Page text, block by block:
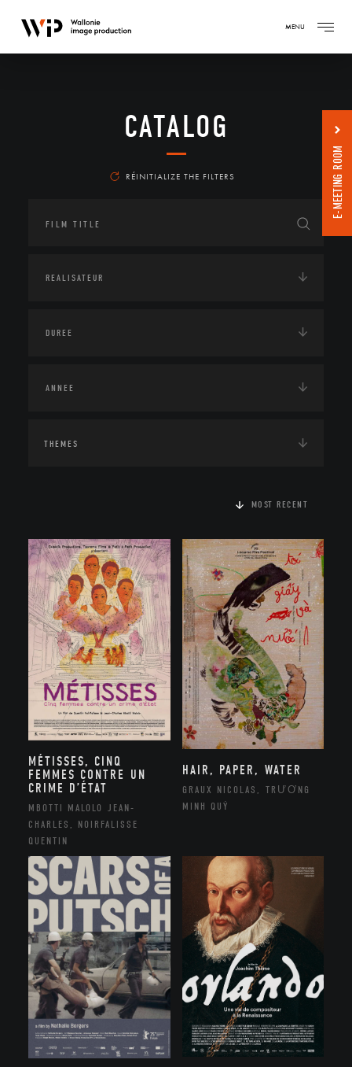
MENU
CATALOG
RÉINITIALIZE THE FILTERS
THEMES
MOST RECENT
MÉTISSES, CINQ
FEMMES CONTRE UN
CRIME D’ÉTAT
MBOTTI MALOLO JEAN-
CHARLES, NOIRFALISSE
QUENTIN
HAIR, PAPER, WATER
GRAUX NICOLAS, TRƯƠNG
MINH QUÝ
E-MEETING ROOM